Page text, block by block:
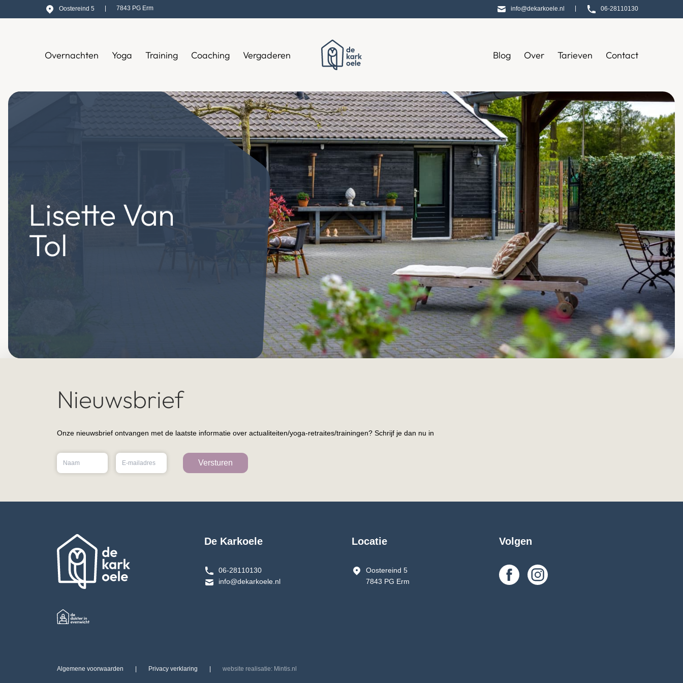
Oostereind 5 7843 PG Erm info@dekarkoele.nl 06-28110130
Overnachten Yoga Training Coaching Vergaderen Blog Over Tarieven Contact
Lisette Van
Tol
Nieuwsbrief
Onze nieuwsbrief ontvangen met de laatste informatie over actualiteiten/yoga-retraites/trainingen? Schrijf je dan nu in
De Karkoele
06-28110130
info@dekarkoele.nl
Locatie
Oostereind 5
7843 PG Erm
Volgen
Algemene voorwaarden Privacy verklaring website realisatie: Mintis.nl